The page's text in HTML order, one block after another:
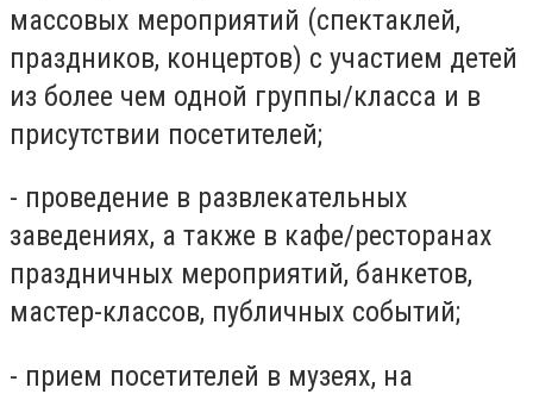
массовых мероприятий (спектаклей,
праздников, концертов) с участием детей
из более чем одной группы/класса и в
присутствии посетителей;
- проведение в развлекательных
заведениях, а также в кафе/ресторанах
праздничных мероприятий, банкетов,
мастер-классов, публичных событий;
- прием посетителей в музеях, на